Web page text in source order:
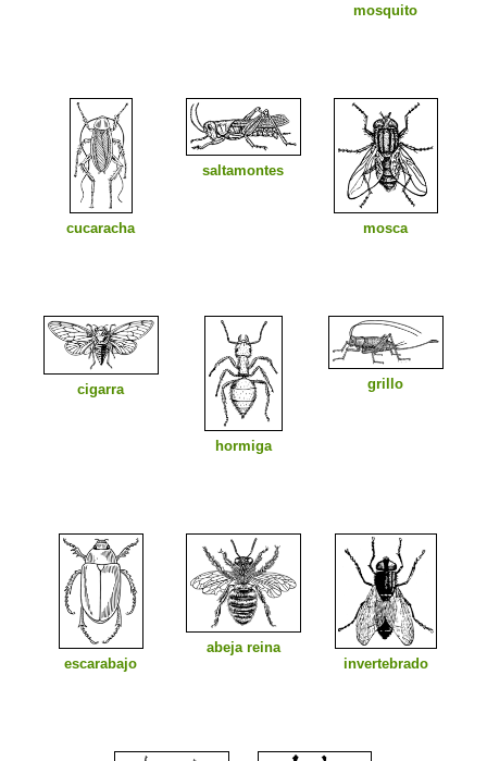
mosquito
cucaracha
saltamontes
mosca
cigarra
hormiga
grillo
escarabajo
abeja reina
invertebrado